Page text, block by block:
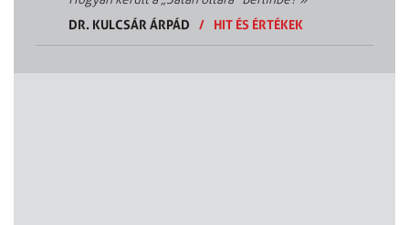
DR. KULCSÁR ÁRPÁD
/ HIT ÉS ÉRTÉKEK